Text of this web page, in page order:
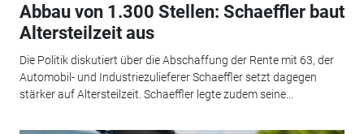
Abbau von 1.300 Stellen: Schaeffler baut
Altersteilzeit aus
Die Politik diskutiert über die Abschaffung der Rente mit 63, der
Automobil- und Industriezulieferer Schaeffler setzt dagegen
stärker auf Altersteilzeit. Schaeffler legte zudem seine...